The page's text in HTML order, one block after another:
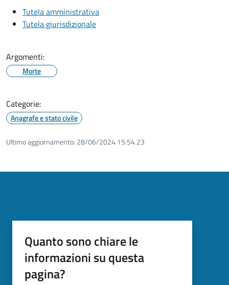
Tutela amministrativa
Tutela giurisdizionale
Argomenti:
Morte
Categorie:
Anagrafe e stato civile
Ultimo aggiornamento: 28/06/2024 15:54.23
Quanto sono chiare le
informazioni su questa
pagina?